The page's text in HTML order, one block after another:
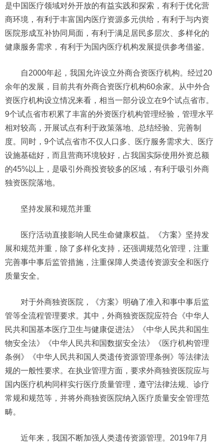
是中国医疗领域对外开放的有益实践和探索，有利于优化营
商环境，有利于丰富国内医疗资源多元供给，有利于与内资
医院形成互补协同局面，有利于满足居民多层次、多样化的
健康服务需求，有利于为国内医疗机构发展提供参考借鉴。
自2000年起，我国允许设立外商合资医疗机构。经过20
余年的发展，目前共有外商合资医疗机构60余家。从中外合
资医疗机构设立情况来看，相当一部分设立在9个试点省市。
9个试点省市积累了丰富的外资医疗机构管理经验，管理水平
相对较高，开展试点有利于政策落地、总结经验、完善制
度。同时，9个试点省市不仅人口多、医疗服务需求大、医疗
设施基础好，而且营商环境较好，占我国实际使用外资总额
的45%以上，是吸引外商投资较多的区域，有利于吸引外商
独资医院落地。
坚持发展和规范并重
医疗活动直接影响人民生命健康权益。《方案》坚持发
展和规范并重，除了多样化支持，还强调规范化管理，注重
完善事中事后监管措施，注重保障人类遗传资源安全和医疗
质量安全。
对于外商独资医院，《方案》明确了准入和事中事后监
管等全流程管理要求。其中，外商独资医院应符合《中华人
民共和国基本医疗卫生与健康促进法》《中华人民共和国生
物安全法》《中华人民共和国数据安全法》《医疗机构管理
条例》《中华人民共和国人类遗传资源管理条例》等法律法
规的一般性要求。在执业管理方面，要求外商独资医院应与
国内医疗机构同样实行医疗质量管理，遵守法律法规、诊疗
常规和规范等，并将外商独资医院纳入医疗质量安全管理范
畴。
近年来，我国不断加强人类遗传资源管理。2019年7月